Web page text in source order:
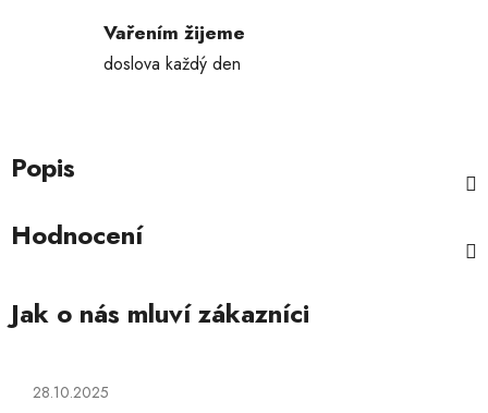
Vařením žijeme
doslova každý den
Popis
Hodnocení
Hodnocení obchodu je 5 z 5 hvězdiček.
28.10.2025